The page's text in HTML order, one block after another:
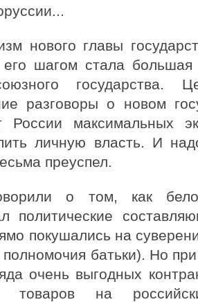
нового главы
шагом стала большая
разговоры о новом
России максимальных
личную власть. И
преуспел.
о том, как
политические
покушались на
батьки). Но
очень выгодных
товаров на